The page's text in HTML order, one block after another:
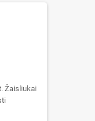
Žaisliukai